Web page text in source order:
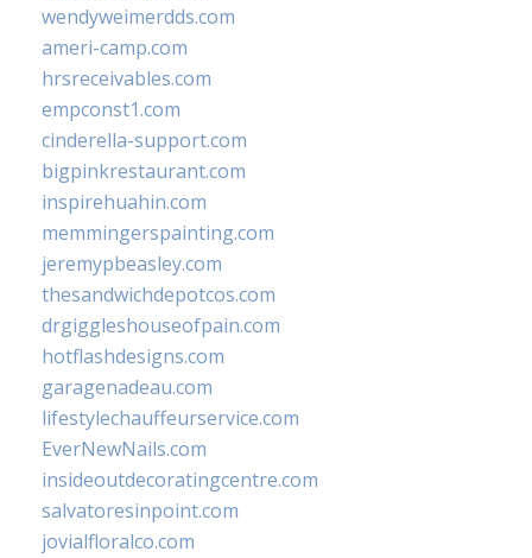
wendyweimerdds.com
ameri-camp.com
hrsreceivables.com
empconst1.com
cinderella-support.com
bigpinkrestaurant.com
inspirehuahin.com
memmingerspainting.com
jeremypbeasley.com
thesandwichdepotcos.com
drgiggleshouseofpain.com
hotflashdesigns.com
garagenadeau.com
lifestylechauffeurservice.com
EverNewNails.com
insideoutdecoratingcentre.com
salvatoresinpoint.com
jovialfloralco.com